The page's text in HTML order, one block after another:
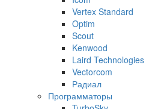
Vertex Standard
Optim
Scout
Kenwood
Laird Technologies
Vectorcom
Радиал
Программаторы